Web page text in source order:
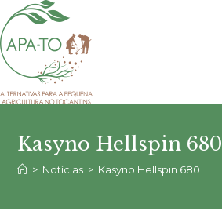
para
o
conteúdo
Kasyno Hellspin 680
> Notícias > Kasyno Hellspin 680